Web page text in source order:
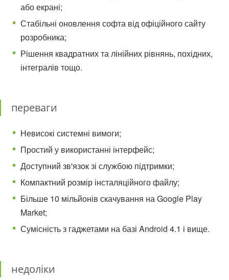
або екрані;
Стабільні оновлення софта від офіційного сайту
розробника;
Рішення квадратних та лінійних рівнянь, похідних,
інтегралів тощо.
переваги
Невисокі системні вимоги;
Простий у використанні інтерфейс;
Доступний зв'язок зі службою підтримки;
Компактний розмір інсталяційного файлу;
Більше 10 мільйонів скачування на Google Play
Market;
Сумісність з гаджетами на базі Android 4.1 і вище.
недоліки